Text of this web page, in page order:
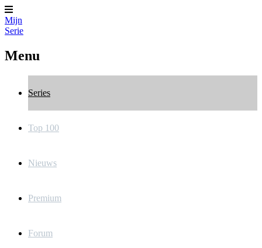
Mijn
Serie
Menu
Series
Top 100
Nieuws
Premium
Forum